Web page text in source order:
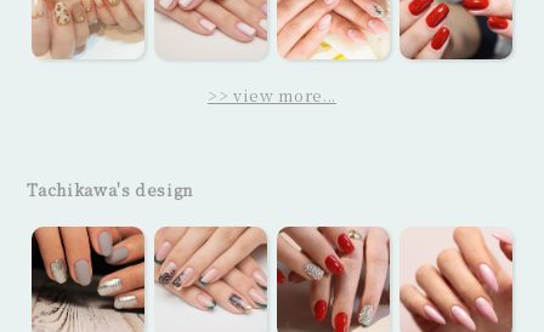
>> view more...
Tachikawa's design